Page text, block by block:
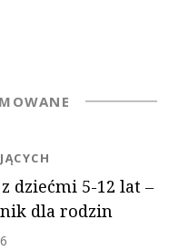
dziećmi 5-12 lat ‒
dla rodzin